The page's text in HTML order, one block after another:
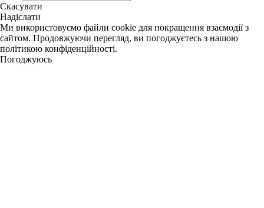
Скасувати
Надіслати
Ми використовуємо файли cookie для покращення взаємодії з
сайтом. Продовжуючи перегляд, ви погоджуєтесь з нашою
політикою конфіденційності.
Погоджуюсь